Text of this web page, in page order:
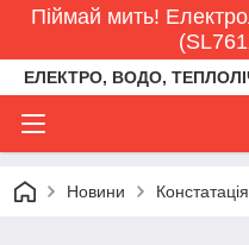
Піймай мить!
ЕЛЕКТРО, ВОДО,
Новини